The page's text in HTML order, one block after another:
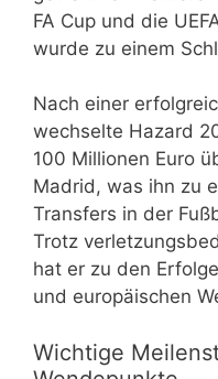
FA Cup und die
wurde zu einem
Nach einer
wechselte Hazard
100 Millionen Euro
Madrid, was ihn zu
Transfers in der
Trotz
hat er zu den
und europäischen
Wichtige